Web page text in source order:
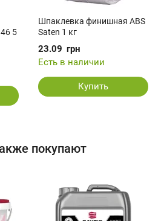
5
Шпаклевка финишная ABS
Saten 1 кг
23.09 грн
Есть в наличии
Купить
покупают